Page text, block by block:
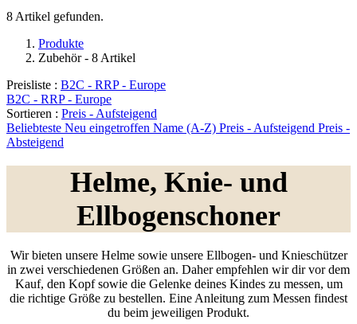
8 Artikel gefunden.
Produkte
Zubehör- 8 Artikel
Preisliste : B2C - RRP - Europe
B2C - RRP - Europe
Sortieren : Preis - Aufsteigend
Beliebteste Neu eingetroffen Name (A-Z) Preis - Aufsteigend Preis -
Absteigend
Helme, Knie- und
Ellbogenschoner
Wir bieten unsere Helme sowie unsere Ellbogen- und Knieschützer
in zwei verschiedenen Größen an. Daher empfehlen wir dir vor dem
Kauf, den Kopf sowie die Gelenke deines Kindes zu messen, um
die richtige Größe zu bestellen. Eine Anleitung zum Messen findest
du beim jeweiligen Produkt.